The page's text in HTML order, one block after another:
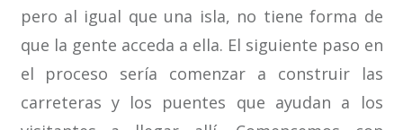
pero al igual que una isla, no tiene forma de
que la gente acceda a ella. El siguiente paso en
el proceso sería comenzar a construir las
carreteras y los puentes que ayudan a los